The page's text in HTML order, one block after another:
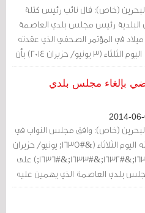
(خاص): قال نائب رئيس كتلة
البلدية رئيس مجلس بلدي العاصمة
في المؤتمر الصحفي الذي عقدته
الكتلة اليوم الثلثاء (3 يونيو/ حزيران 2014) بأن
مجلس النواب على قرار إلغاء مجلس
على الرغم من رأي هيئة
على أن مجلس النواب تابع للإرادة
وليس له صلة بالارادة الشعبية
بإلغاء مجلس بلدي
(خاص): وافق مجلس النواب في
جلسته اليوم الثلاثاء (&#1635; يونيو/ حزيران
&#1634;&#1632;&#1633;&#1636;) على
بلدي العاصمة الذي يهمين عليه
من جمعية الوفاق المعارضة، وذلك